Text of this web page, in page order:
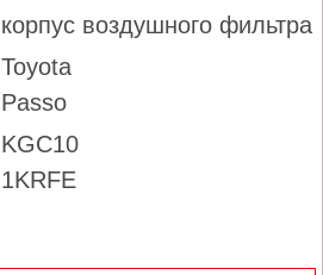
корпус воздушного фильтра
Toyota
Passo
KGC10
1KRFE